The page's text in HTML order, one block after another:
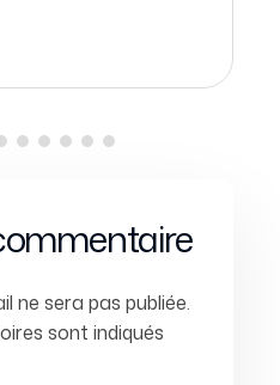
ne sera pas publiée.
sont indiqués